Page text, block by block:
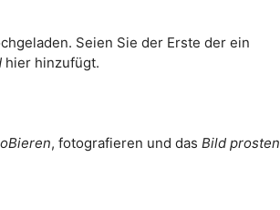
Seien Sie der Erste der ein
hier hinzufügt.
, fotografieren und dasBild prosten